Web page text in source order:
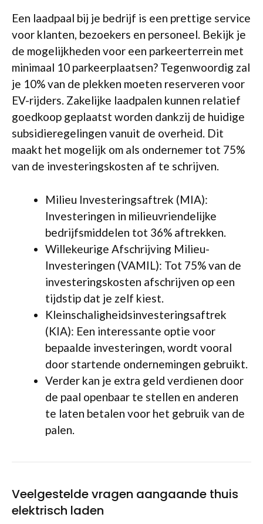
Een laadpaal bij je bedrijf is een prettige service
voor klanten, bezoekers en personeel. Bekijk je
de mogelijkheden voor een parkeerterrein met
minimaal 10 parkeerplaatsen? Tegenwoordig zal
je 10% van de plekken moeten reserveren voor
EV-rijders. Zakelijke laadpalen kunnen relatief
goedkoop geplaatst worden dankzij de huidige
subsidieregelingen vanuit de overheid. Dit
maakt het mogelijk om als ondernemer tot 75%
van de investeringskosten af te schrijven.
Milieu Investeringsaftrek (MIA):
Investeringen in milieuvriendelijke
bedrijfsmiddelen tot 36% aftrekken.
Willekeurige Afschrijving Milieu-
Investeringen (VAMIL): Tot 75% van de
investeringskosten afschrijven op een
tijdstip dat je zelf kiest.
Kleinschaligheidsinvesteringsaftrek
(KIA): Een interessante optie voor
bepaalde investeringen, wordt vooral
door startende ondernemingen gebruikt.
Verder kan je extra geld verdienen door
de paal openbaar te stellen en anderen
te laten betalen voor het gebruik van de
palen.
Veelgestelde vragen aangaande thuis
elektrisch laden